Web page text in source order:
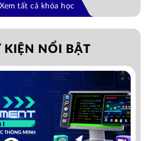
Xem tất cả khóa học
KIỆN NỔI BẬT